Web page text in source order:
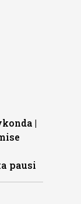
|
pausi